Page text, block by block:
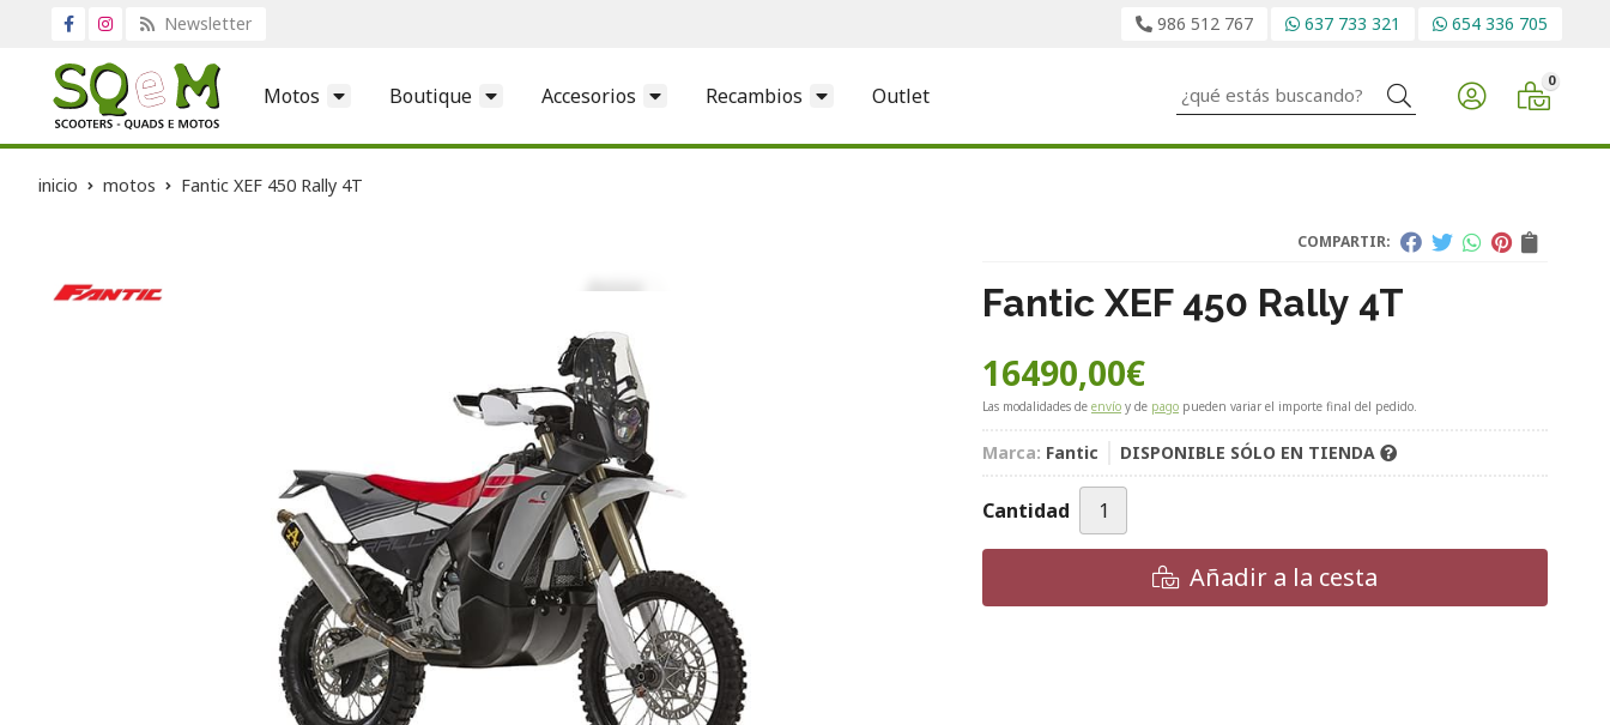
Newsletter 986 512 767 637 733 321 654 336 705
Motos Boutique Accesorios Recambios Outlet Buscar 0
inicio motos Fantic XEF 450 Rally 4T
COMPARTIR:
Fantic XEF 450 Rally 4T
16490,00€
Las modalidades de envío y de pago pueden variar el importe final del pedido.
Marca: Fantic DISPONIBLE SÓLO EN TIENDA
Cantidad
Añadir a la cesta